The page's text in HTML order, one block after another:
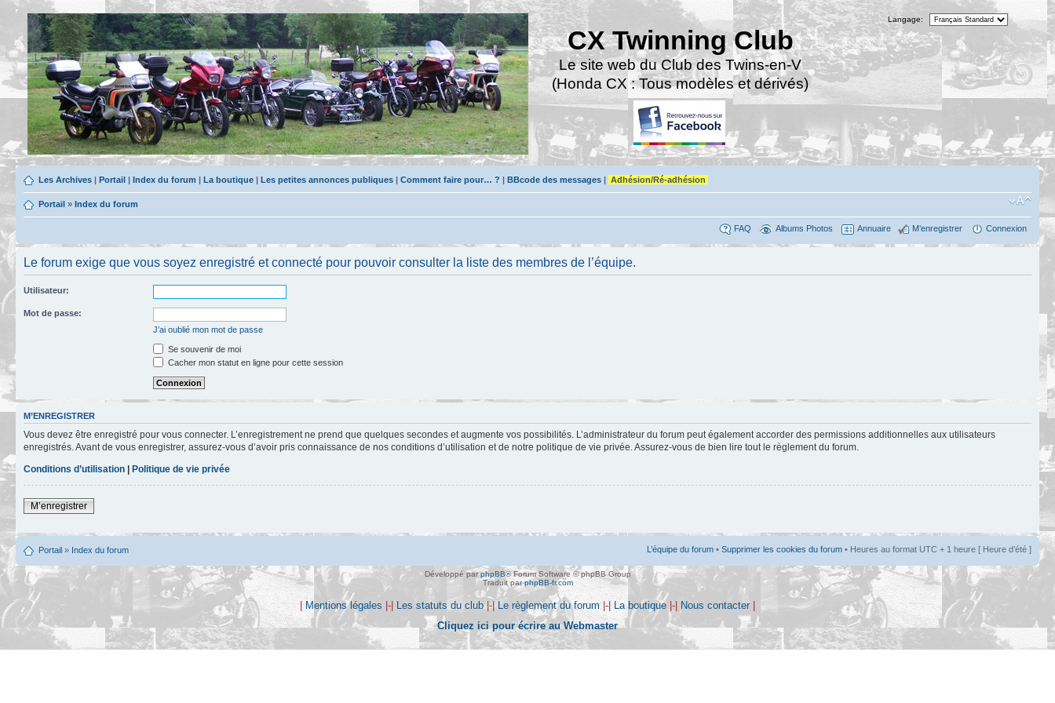
CX Twinning Club
Le site web du Club des Twins-en-V
(Honda CX : Tous modèles et dérivés)
Langage:
Les Archives | Portail | Index du forum | La boutique | Les petites annonces publiques | Comment faire pour… ? | BBcode des messages | Adhésion/Ré-adhésion
Portail » Index du forum
FAQ Albums Photos Annuaire M’enregistrer Connexion
Le forum exige que vous soyez enregistré et connecté pour pouvoir consulter la liste des membres de l’équipe.
Utilisateur:
Mot de passe:
J’ai oublié mon mot de passe
Se souvenir de moi
Cacher mon statut en ligne pour cette session
M’ENREGISTRER
Vous devez être enregistré pour vous connecter. L’enregistrement ne prend que quelques secondes et augmente vos possibilités. L’administrateur du forum peut également accorder des permissions additionnelles aux utilisateurs
enregistrés. Avant de vous enregistrer, assurez-vous d’avoir pris connaissance de nos conditions d’utilisation et de notre politique de vie privée. Assurez-vous de bien lire tout le règlement du forum.
Conditions d’utilisation | Politique de vie privée
M’enregistrer
Portail » Index du forum L’équipe du forum • Supprimer les cookies du forum • Heures au format UTC + 1 heure [ Heure d’été ]
Développé parphpBB® Forum Software © phpBB Group
Traduit parphpBB-fr.com
| Mentions légales |-| Les statuts du club |-| Le règlement du forum |-| La boutique |-| Nous contacter |
Cliquez ici pour écrire au Webmaster